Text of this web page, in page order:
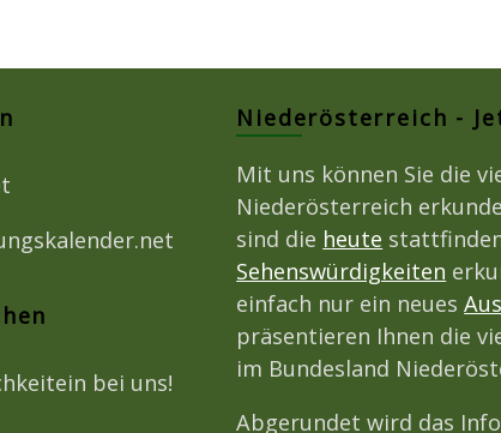
bei uns!
Niederösterreich -
Mit uns können Sie die
Niederösterreich
sind die heute
Sehenswürdigkeiten
einfach nur ein neues
präsentieren Ihnen die
im Bundesland
Abgerundet wird das